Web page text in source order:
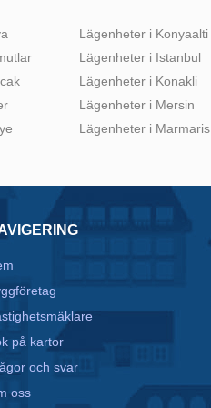
Lägenheter i Konyaalti
Lägenheter i Istanbul
Lägenheter i Konakli
Lägenheter i Mersin
Lägenheter i Marmaris
på kartor
och svar
oss